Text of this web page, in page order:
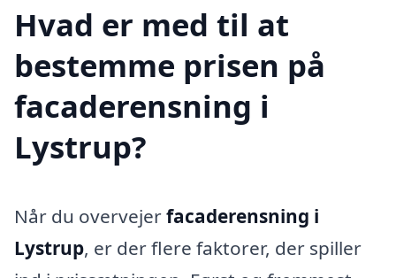
Hvad er med til at
bestemme prisen på
facaderensning i
Lystrup?
Når du overvejerfacaderensning i
Lystrup, er der flere faktorer, der spiller